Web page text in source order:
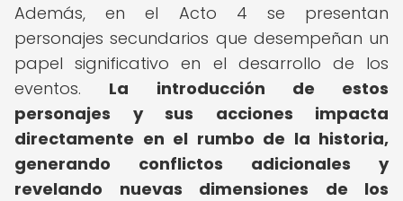
Además, en el Acto 4 se presentan
personajes secundarios que desempeñan un
papel significativo en el desarrollo de los
eventos. La introducción de estos
personajes y sus acciones impacta
directamente en el rumbo de la historia,
generando conflictos adicionales y
revelando nuevas dimensiones de los